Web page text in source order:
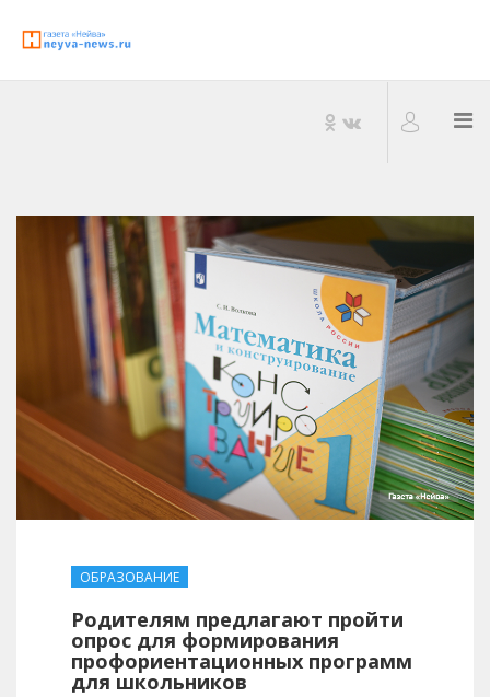
ОБРАЗОВАНИЕ
Родителям предлагают пройти
опрос для формирования
профориентационных программ
для школьников